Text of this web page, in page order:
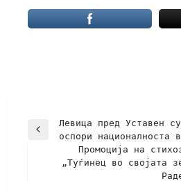
Левица пред Уставен
оспори националноста
Промоција на
„Туѓинец во својата